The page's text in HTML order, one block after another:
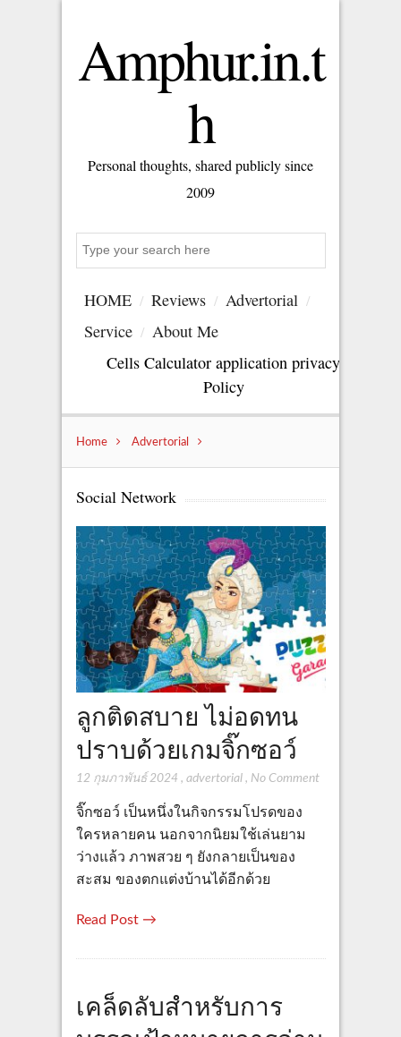
Amphur.in.t
h
Personal thoughts, shared publicly since
2009
HOME Reviews
Advertorial
Service
About Me
Cells Calculator application privacy
Policy
Home Advertorial
Social Network
ลูกติดสบาย ไม่อดทน
ปราบด้วยเกมจิ๊กซอว์
12 กุมภาพันธ์ 2024 , advertorial, No Comment
จิ๊กซอว์ เป็นหนึ่งในกิจกรรมโปรดของ
ใครหลายคน นอกจากนิยมใช้เล่นยาม
ว่างแล้ว ภาพสวย ๆ ยังกลายเป็นของ
สะสม ของตกแต่งบ้านได้อีกด้วย
Read Post →
เคล็ดลับสำหรับการ